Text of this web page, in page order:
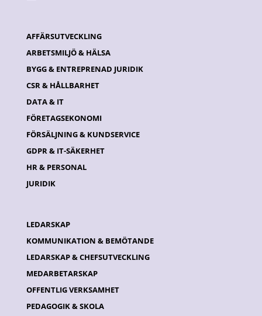
AFFÄRSUTVECKLING
ARBETSMILJÖ & HÄLSA
BYGG & ENTREPRENAD JURIDIK
CSR & HÅLLBARHET
DATA & IT
FÖRETAGSEKONOMI
FÖRSÄLJNING & KUNDSERVICE
GDPR & IT-SÄKERHET
HR & PERSONAL
JURIDIK
LEDARSKAP
KOMMUNIKATION & BEMÖTANDE
LEDARSKAP & CHEFSUTVECKLING
MEDARBETARSKAP
OFFENTLIG VERKSAMHET
PEDAGOGIK & SKOLA